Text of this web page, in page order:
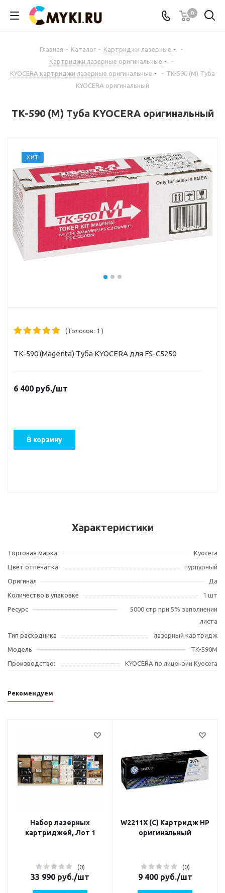
0
Главная - Каталог - Картриджи лазерные
-
Картриджи лазерные оригинальные
-
KYOCERA картриджи лазерные оригинальные
- TK-590 (M) Туба
KYOCERA оригинальный
TK-590 (M) Туба KYOCERA оригинальный
ХИТ
( Голосов: 1 )
TK-590 (Magenta) Туба KYOCERA для FS-C5250
6 400 руб./шт
В корзину
Характеристики
Торговая марка
Kyocera
Цвет отпечатка
пурпурный
Оригинал
Да
Количество в упаковке
1 шт
Ресурс
5000 стр при 5% заполнении
листа
Тип расходника
лазерный картридж
Модель
TK-590M
Производство:
KYOCERA по лицензии Kyocera
Рекомендуем
Набор лазерных
картриджей, Лот 1
(0)
33 990 руб./шт
W2211X (C) Картридж HP
оригинальный
(0)
9 400руб./шт